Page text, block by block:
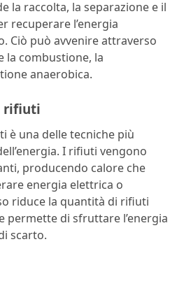
la raccolta, la separazione e il
recuperare l’energia
Ciò può avvenire attraverso
la combustione, la
anaerobica.
rifiuti
è una delle tecniche più
I rifiuti vengono
producendo calore che
energia elettrica o
riduce la quantità di rifiuti
permette di sfruttare l’energia
scarto.